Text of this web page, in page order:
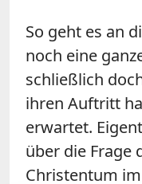
So geht es an
noch eine
schließlich
ihren Auftritt
erwartet.
über die Frage
Christentum